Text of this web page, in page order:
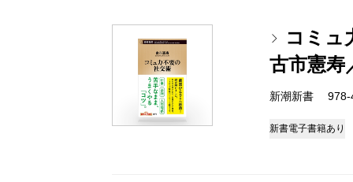
コミュ
古市憲寿
新潮新書
新書電子書籍あり